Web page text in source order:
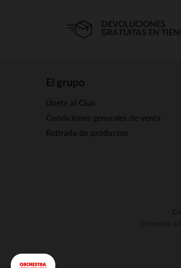
DEVOLUCIONES
GRATUITAS EN
El grupo
Únete al Club
Condiciones generales de venta
Retirada de productos